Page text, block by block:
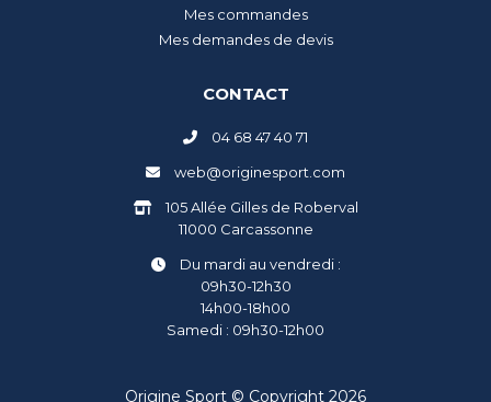
Mes commandes
Mes demandes de devis
CONTACT
04 68 47 40 71
web@originesport.com
105 Allée Gilles de Roberval
11000 Carcassonne
Du mardi au vendredi :
09h30-12h30
14h00-18h00
Samedi : 09h30-12h00
Origine Sport © Copyright 2026